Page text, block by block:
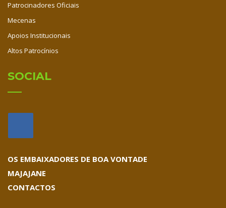
Patrocinadores Oficiais
Mecenas
Apoios Institucionais
Altos Patrocínios
SOCIAL
OS EMBAIXADORES DE BOA VONTADE
MAJAJANE
CONTACTOS